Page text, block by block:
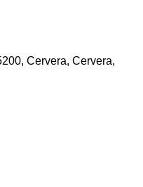
Cervera, Cervera,